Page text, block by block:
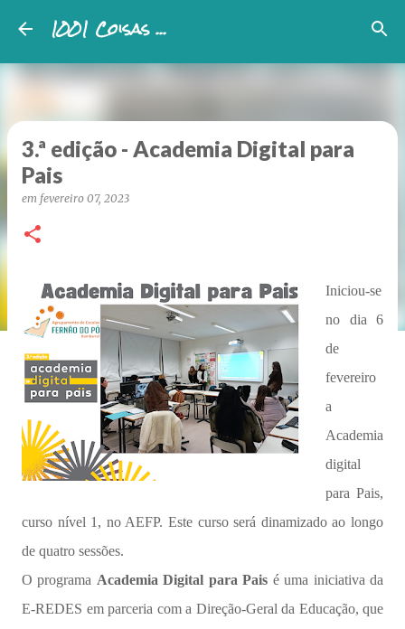
Avançar para o conteúdo principal
1001 Coisas ...
3.ª edição - Academia Digital para
Pais
em fevereiro 07, 2023
Iniciou-se
no dia 6
de
fevereiro
a
Academia
digital
para Pais,
curso nível 1, no AEFP. Este curso será dinamizado ao longo
de quatro sessões.
O programa Academia Digital para Pais é uma iniciativa da
E-REDES em parceria com a Direção-Geral da Educação, que